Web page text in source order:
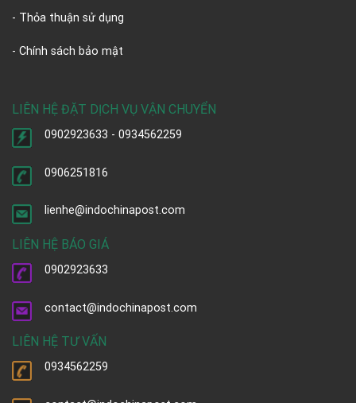
- Thỏa thuận sử dụng
- Chính sách bảo mật
LIÊN HỆ ĐẶT DỊCH VỤ VẬN CHUYỂN
0902923633 - 0934562259
0906251816
lienhe@indochinapost.com
LIÊN HỆ BÁO GIÁ
0902923633
contact@indochinapost.com
LIÊN HỆ TƯ VẤN
0934562259